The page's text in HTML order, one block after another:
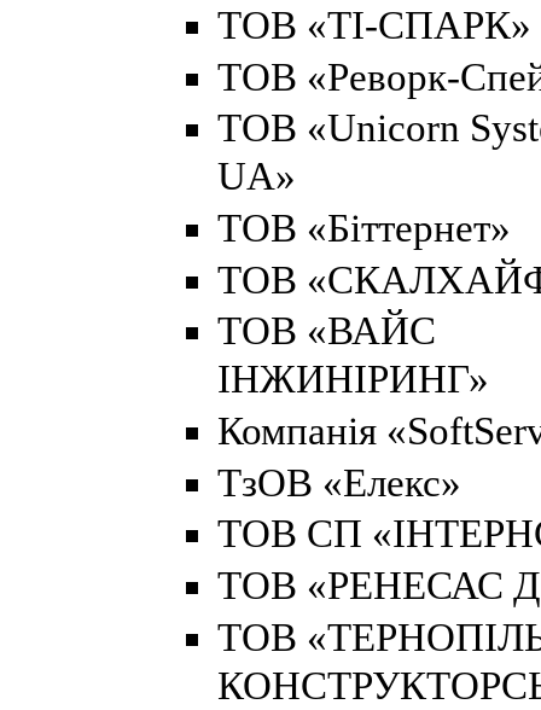
ТОВ «ТІ-СПАРК»
ТОВ «Реворк-
ТОВ «Unicorn
UA»
ТОВ «Біттернет»
ТОВ
ТОВ «ВАЙС
ІНЖИНІРИНГ»
Компанія
ТзОВ «Елекс»
ТОВ СП
ТОВ «РЕНЕСАС
ТОВ